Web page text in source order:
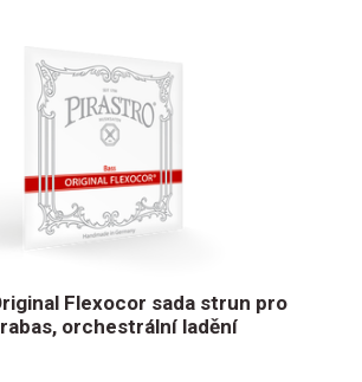
Flexocor sada strun pro
orchestrální ladění